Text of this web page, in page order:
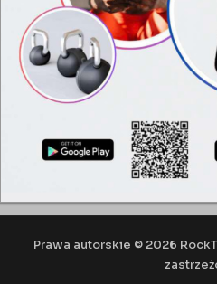
metabolizm i wpływa na
koordynacji wzrokowo-
spalisz maksymalną ilość kalorii
krążeniowo-oddechowego.
Prawa autorskie © 2026